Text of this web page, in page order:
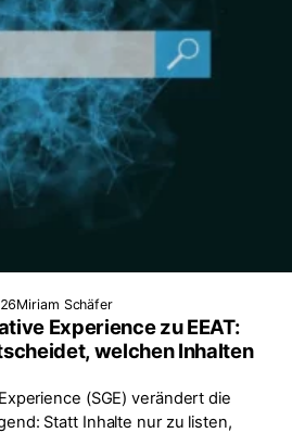
Miriam Schäfer
Experience zu EEAT:
welchen Inhalten
(SGE) verändert die
Statt Inhalte nur zu listen,